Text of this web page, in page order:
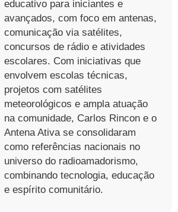
educativo para iniciantes e
avançados, com foco em antenas,
comunicação via satélites,
concursos de rádio e atividades
escolares. Com iniciativas que
envolvem escolas técnicas,
projetos com satélites
meteorológicos e ampla atuação
na comunidade, Carlos Rincon e o
Antena Ativa se consolidaram
como referências nacionais no
universo do radioamadorismo,
combinando tecnologia, educação
e espírito comunitário.